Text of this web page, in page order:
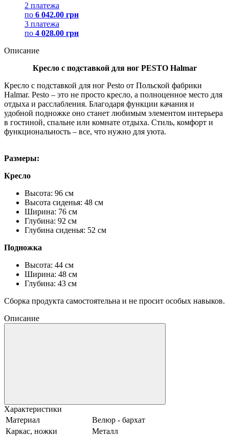
2 платежа
по 6 042.00 грн
3 платежа
по 4 028.00 грн
Описание
Кресло с подставкой для ног PESTO Halmar
Кресло с подставкой для ног Pesto от Польской фабрики
Halmar. Pesto – это не просто кресло, а полноценное место для
отдыха и расслабления. Благодаря функции качания и
удобной подножке оно станет любимым элементом интерьера
в гостиной, спальне или комнате отдыха. Стиль, комфорт и
функциональность – все, что нужно для уюта.
Размеры:
Кресло
Высота: 96 см
Высота сиденья: 48 см
Ширина: 76 см
Глубина: 92 см
Глубина сиденья: 52 см
Подножка
Высота: 44 см
Ширина: 48 см
Глубина: 43 см
Сборка продукта самостоятельна и не просит особых навыков.
Описание
Характеристики
Материал
Велюр - бархат
Каркас, ножки
Металл